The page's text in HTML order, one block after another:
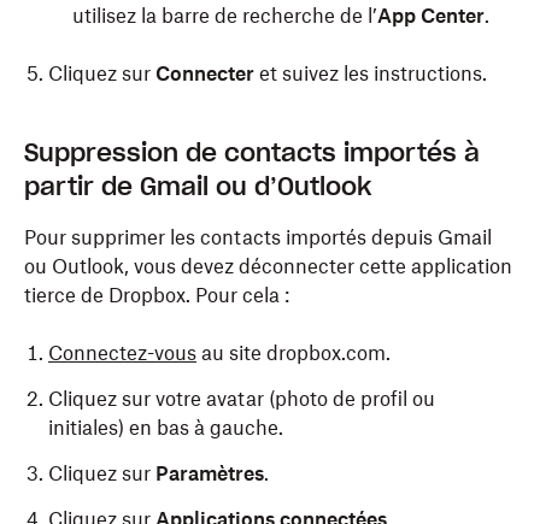
utilisez la barre de recherche de l’App Center.
Cliquez sur Connecter et suivez les instructions.
Suppression de contacts importés à
partir de Gmail ou d’Outlook
Pour supprimer les contacts importés depuis Gmail
ou Outlook, vous devez déconnecter cette application
tierce de Dropbox. Pour cela :
Connectez-vous au site dropbox.com.
Cliquez sur votre avatar (photo de profil ou
initiales) en bas à gauche.
Cliquez sur Paramètres.
Cliquez sur Applications connectées